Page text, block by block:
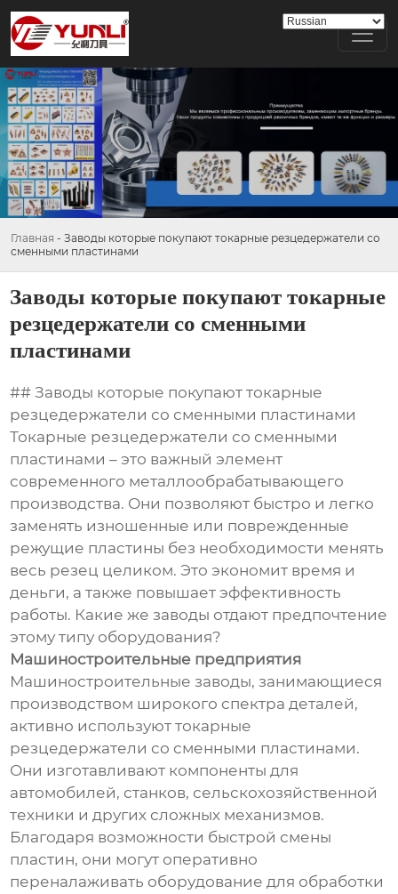
Главная - Заводы которые покупают токарные резцедержатели со
сменными пластинами
Заводы которые покупают токарные
резцедержатели со сменными
пластинами
## Заводы которые покупают токарные
резцедержатели со сменными пластинами
Токарные резцедержатели со сменными
пластинами – это важный элемент
современного металлообрабатывающего
производства. Они позволяют быстро и легко
заменять изношенные или поврежденные
режущие пластины без необходимости менять
весь резец целиком. Это экономит время и
деньги, а также повышает эффективность
работы. Какие же заводы отдают предпочтение
этому типу оборудования?
Машиностроительные предприятия
Машиностроительные заводы, занимающиеся
производством широкого спектра деталей,
активно используют токарные
резцедержатели со сменными пластинами.
Они изготавливают компоненты для
автомобилей, станков, сельскохозяйственной
техники и других сложных механизмов.
Благодаря возможности быстрой смены
пластин, они могут оперативно
переналаживать оборудование для обработки